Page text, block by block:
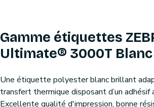
Gamme étiquettes
Ultimate® 3000T Blanc
Une étiquette polyester blanc brillant
transfert thermique disposant d’un adhésif
Excellente qualité d'impression, bonne